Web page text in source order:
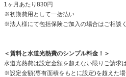
1ヶ月あたり830円
※初期費用として一括払い
※法人様にて包括保険ご加入の場合はご相談く
＜賃料と水道光熱費のシンプル料金！＞
水道光熱費は設定金額を超えない限りご請求
※設定金額(専有面積をもとに設定)を超えた